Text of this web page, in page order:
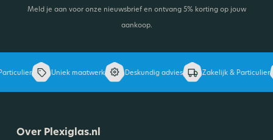
Meld je aan voor onze nieuwsbrief en ontvang 5% korting op jouw
aankoop.
Uniek maatwerk Deskundig advies Zakelijk & Particulier
Over Plexiglas.nl